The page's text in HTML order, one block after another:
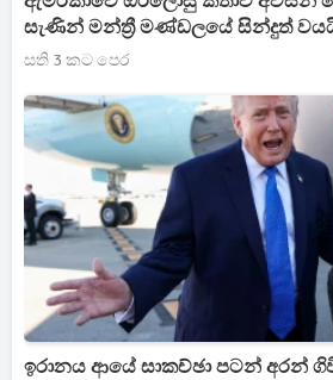
සැණින් මන්ත්‍රී මණ්ඩලයේ සින්දුත්
සති 3 කට පෙර
ඉරානය ආයේ සාකච්ඡා පටන් අරන්